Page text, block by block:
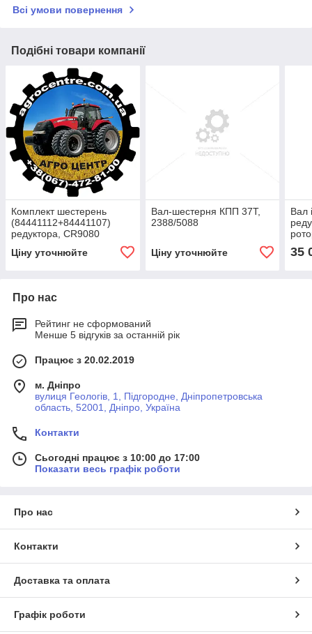
Всі умови повернення
Подібні товари компанії
Комплект шестерень
(84441112+84441107)
редуктора, CR9080
Ціну уточнюйте
Вал-шестерня КПП 37Т,
2388/5088
Ціну уточнюйте
Вал
35
Про нас
Рейтинг не сформований
Менше 5 відгуків за останній рік
Працює з 20.02.2019
м. Дніпро
вулиця Геологів, 1, Підгородне, Дніпропетровська
область, 52001, Дніпро, Україна
Контакти
Сьогодні працює з 10:00 до 17:00
Показати весь графік роботи
Про нас
Контакти
Доставка та оплата
Графік роботи